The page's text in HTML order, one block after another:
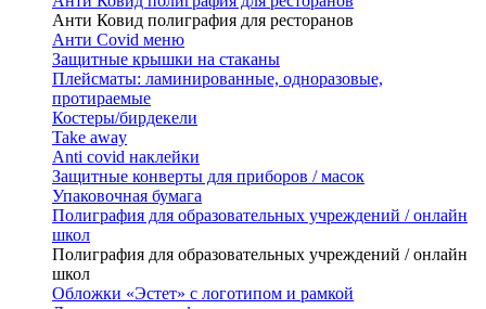
Анти Ковид полиграфия для ресторанов
Анти Covid меню
Защитные крышки на стаканы
Плейсматы: ламинированные, одноразовые,
протираемые
Костеры/бирдекели
Take away
Anti covid наклейки
Защитные конверты для приборов / масок
Упаковочная бумага
Полиграфия для образовательных учреждений / онлайн
школ
Полиграфия для образовательных учреждений / онлайн
школ
Обложки «Эстет» с логотипом и рамкой